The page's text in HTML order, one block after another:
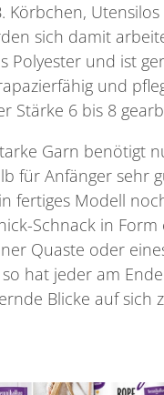
Körbchen,
sich damit
Polyester und ist
und
Stärke 6 bis 8
Garn benötigt
für Anfänger sehr
fertiges Modell
Schnack in Form
Quaste oder
hat jeder am
Blicke auf sich